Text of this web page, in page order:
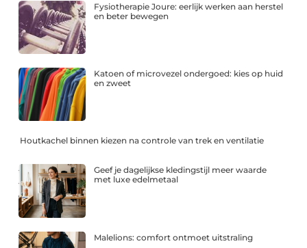
Fysiotherapie Joure: eerlijk werken aan herstel
en beter bewegen
Katoen of microvezel ondergoed: kies op huid
en zweet
Houtkachel binnen kiezen na controle van trek en ventilatie
Geef je dagelijkse kledingstijl meer waarde
met luxe edelmetaal
Malelions: comfort ontmoet uitstraling